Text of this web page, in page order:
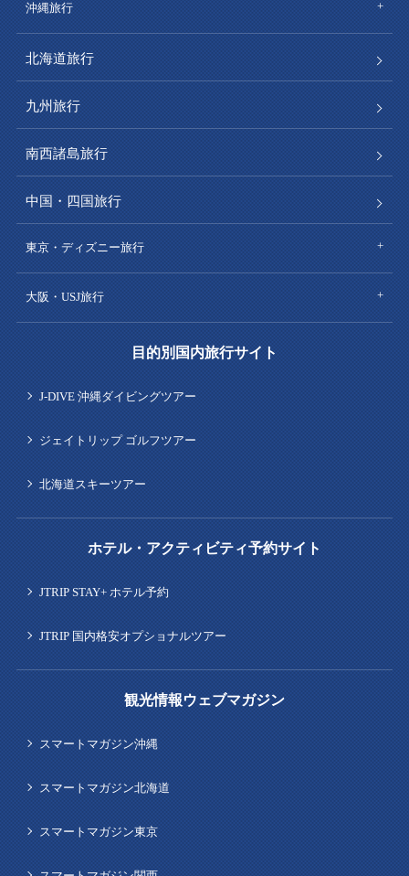
沖縄旅行
北海道旅行
九州旅行
南西諸島旅行
中国・四国旅行
東京・ディズニー旅行
大阪・USJ旅行
目的別国内旅行サイト
J-DIVE 沖縄ダイビングツアー
ジェイトリップ ゴルフツアー
北海道スキーツアー
ホテル・アクティビティ予約サイト
JTRIP STAY+ ホテル予約
JTRIP 国内格安オプショナルツアー
観光情報ウェブマガジン
スマートマガジン沖縄
スマートマガジン北海道
スマートマガジン東京